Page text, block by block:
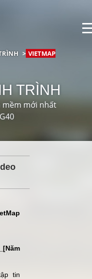
> VIETMAP
TRÌNH
mềm mới nhất
tin